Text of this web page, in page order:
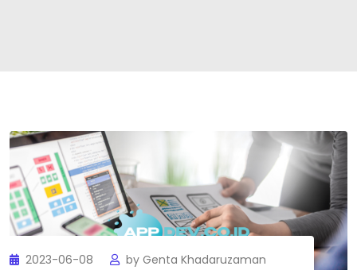
2023-06-08 by Genta Khadaruzaman